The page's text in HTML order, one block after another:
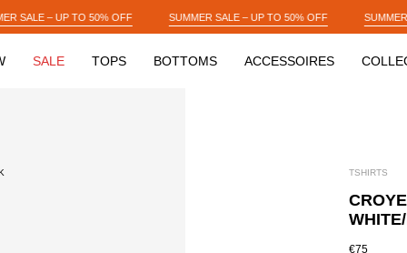
SUMMER SALE – UP TO 50% OFF SUMMER SALE – UP TO 50% OFF
SALE TOPS BOTTOMS ACCESSOIRES
TSHIRTS
€75